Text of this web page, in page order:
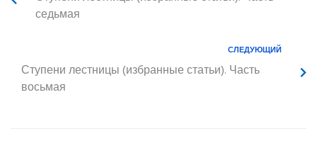
седьмая
СЛЕДУЮЩИЙ
Ступени лестницы (избранные статьи). Часть
восьмая